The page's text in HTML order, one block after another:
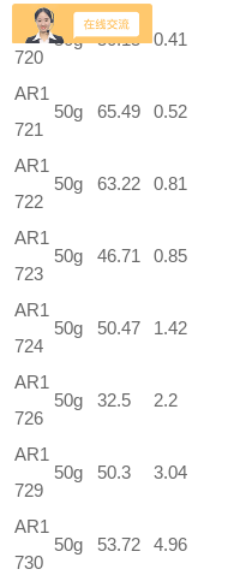
AR1
720
50g 50.15 0.41
AR1
721
50g 65.49 0.52
AR1
722
50g 63.22 0.81
AR1
723
50g 46.71 0.85
AR1
724
50g 50.47 1.42
AR1
726
50g 32.5 2.2
AR1
729
50g 50.3 3.04
AR1
730
50g 53.72 4.96